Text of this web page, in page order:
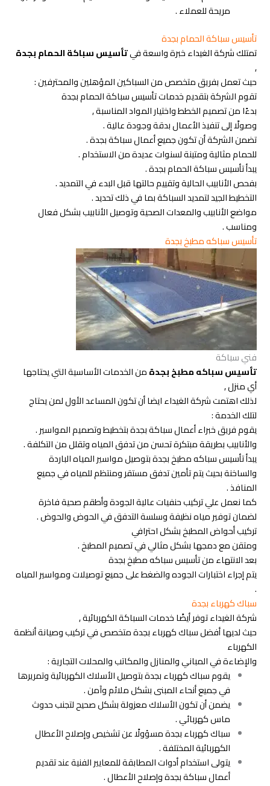
مريحة للعملاء .
تأسيس سباكة الحمام بجدة
تمتلك شركة الغيداء خبرة واسعة فيتأسيس سباكة الحمام بجدة
,
حيث تعمل بفريق متخصص من السباكين المؤهلين والمحترفين :
تقوم الشركة بتقديم خدمات تأسيس سباكة الحمام بجدة
بدءًا من تصميم الخطط واختيار المواد المناسبة ,
وصولًا إلى تنفيذ الأعمال بدقة وجودة عالية .
تضمن الشركة أن تكون جميع أعمال سباكة بجدة .
للحمام مثالية ومتينة لسنوات عديدة من الاستخدام .
يبدأ تأسيس سباكة الحمام بجدة .
بفحص الأنابيب الحالية وتقييم حالتها قبل البدء في التمديد .
التخطيط الجيد لتمديد السباكة بما في ذلك تحديد .
مواضع الأنابيب والمعدات الصحية وتوصيل الأنابيب بشكل فعال
ومناسب .
تأسيس سباكه مطبخ بجدة
فني سباكة
تأسيس سباكه مطبخ بجدةمن الخدمات الأساسية التي يحتاجها
أي منزل ,
لذلك اهتمت شركة الغيداء ايضا أن تكون المساعد الأول لمن يحتاج
لتلك الخدمة :
يقوم فريق خبراء أعمال سباكة بجدة بتخطيط وتصميم المواسير .
والأنابيب بطريقة مبتكرة تحسن من تدفق المياه وتقلل من التكلفة .
يبدأ تأسيس سباكه مطبخ بجدة بتوصيل مواسير المياه الباردة
والساخنة بحيث يتم تأمين تدفق مستقر ومنتظم للمياه في جميع
المنافذ .
كما نعمل علي تركيب حنفيات عالية الجودة وأطقم صحية فاخرة
لضمان توفير مياه نظيفة وسلسة التدفق في الحوض والحوض .
تركيب أحواض المطبخ بشكل احترافي
ومتقن مع دمجها بشكل مثالي في تصميم المطبخ .
بعد الانتهاء من تأسيس سباكه مطبخ بجدة
يتم إجراء اختبارات الجوده والضغط على جميع توصيلات ومواسير المياه
.
سباك كهرباء بجدة
شركة الغيداء توفر أيضًا خدمات السباكة الكهربائية ,
حيث لديها أفضل سباك كهرباء بجدة متخصص في تركيب وصيانة أنظمة
الكهرباء
والإضاءة في المباني والمنازل والمكاتب والمحلات التجارية :
يقوم سباك كهرباء بجدة بتوصيل الأسلاك الكهربائية وتمريرها
في جميع أنحاء المبنى بشكل ملائم وآمن .
يضمن أن تكون الأسلاك معزولة بشكل صحيح لتجنب حدوث
ماس كهربائي .
سباك كهرباء بجدة مسؤولًا عن تشخيص وإصلاح الأعطال
الكهربائية المختلفة .
يتولى استخدام أدوات المطابقة للمعايير الفنية عند تقديم
أعمال سباكة بجدة وإصلاح الأعطال .